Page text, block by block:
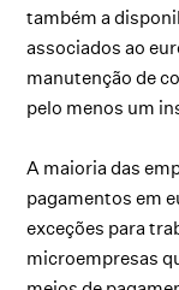
também a
associados ao
manutenção de
pelo menos um
A maioria das
pagamentos em
exceções para
microempresas